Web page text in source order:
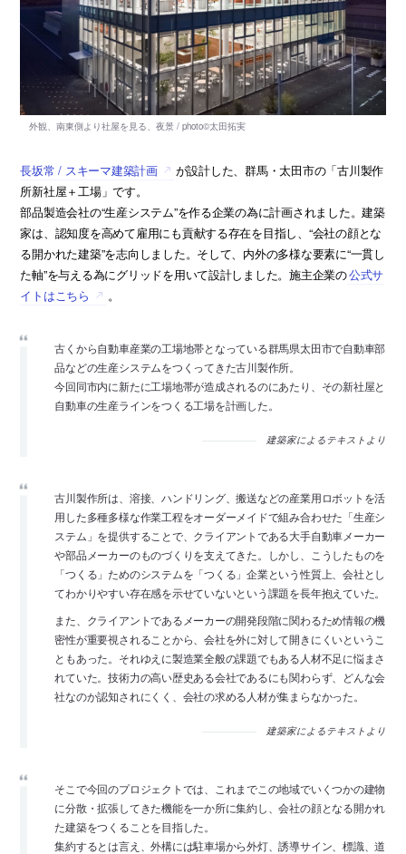
長坂常 / スキーマ建築計画
が設計した、群馬・太田市の「古川製作
所新社屋＋工場」です。
部品製造会社の“生産システム”を作る企業の為に計画されました。建築
家は、認知度を高めて雇用にも貢献する存在を目指し、“会社の顔とな
る開かれた建築”を志向しました。そして、内外の多様な要素に“一貫し
た軸”を与える為にグリッドを用いて設計しました。施主企業の公式サ
イトはこちら
。
古くから自動車産業の工場地帯となっている群馬県太田市で自動車部
品などの生産システムをつくってきた古川製作所。
今回同市内に新たに工場地帯が造成されるのにあたり、その新社屋と
自動車の生産ラインをつくる工場を計画した。
建築家によるテキストより
古川製作所は、溶接、ハンドリング、搬送などの産業用ロボットを活
用した多種多様な作業工程をオーダーメイドで組み合わせた「生産シ
ステム」を提供することで、クライアントである大手自動車メーカー
や部品メーカーのものづくりを支えてきた。しかし、こうしたものを
「つくる」ためのシステムを「つくる」企業という性質上、会社とし
てわかりやすい存在感を示せていないという課題を長年抱えていた。
また、クライアントであるメーカーの開発段階に関わるため情報の機
密性が重要視されることから、会社を外に対して開きにくいというこ
ともあった。それゆえに製造業全般の課題でもある人材不足に悩まさ
れていた。技術力の高い歴史ある会社であるにも関わらず、どんな会
社なのか認知されにくく、会社の求める人材が集まらなかった。
建築家によるテキストより
そこで今回のプロジェクトでは、これまでこの地域でいくつかの建物
に分散・拡張してきた機能を一か所に集約し、会社の顔となる開かれ
た建築をつくることを目指した。
集約するとは言え、外構には駐車場から外灯、誘導サイン、標識、道